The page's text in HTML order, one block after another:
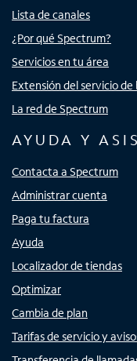
Lista de canales
¿Por qué Spectrum?
Servicios en tu área
Extensión del servicio
La red de Spectrum
AYUDA Y
Contacta a Spectrum
Administrar cuenta
Paga tu factura
Ayuda
Localizador de tiendas
Optimizar
Cambia de plan
Tarifas de servicio y